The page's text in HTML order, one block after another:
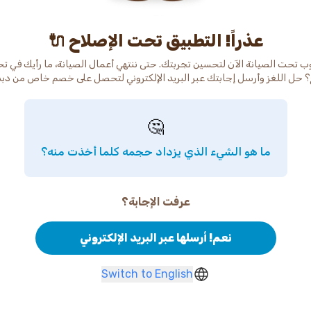
عذراً! التطبيق تحت الإصلاح 🔌
تحت الصيانة الآن لتحسين تجربتك. حتى ننتهي أعمال الصيانة، ما رأيك في
حل اللغز وأرسل إجابتك عبر البريد الإلكتروني لتحصل على خصم خاص من
🤔
ما هو الشيء الذي يزداد حجمه كلما أخذت منه؟
عرفت الإجابة؟
نعم! أرسلها عبر البريد الإلكتروني
Switch to English